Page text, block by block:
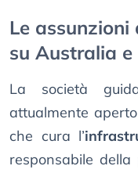
Le
su Australia e
La società
attualmente aperto
che cura l’
responsabile